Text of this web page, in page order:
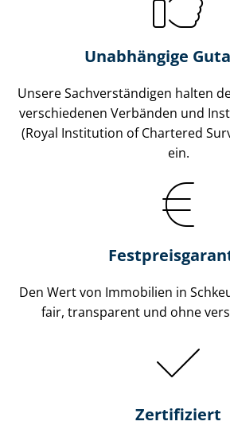
Unabhängige
Unsere Sach­ver­stän­di­gen halten
verschiedenen Verbänden und
(Royal Institution of Chartered
ein.
Den Wert von Immobilien in
fair, transparent und ohne
Zertifiziert